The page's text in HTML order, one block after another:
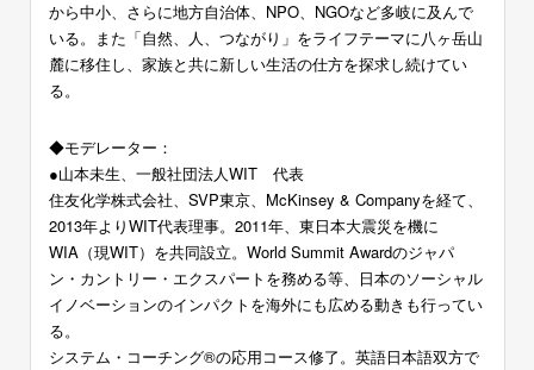
から中小、さらに地方自治体、NPO、NGOなど多岐に及んで
いる。また「自然、人、つながり」をライフテーマに八ヶ岳山
麓に移住し、家族と共に新しい生活の仕方を探求し続けてい
る。
◆モデレーター：
●山本未生、一般社団法人WIT 代表
住友化学株式会社、SVP東京、McKinsey & Companyを経て、
2013年よりWIT代表理事。2011年、東日本大震災を機に
WIA（現WIT）を共同設立。World Summit Awardのジャパ
ン・カントリー・エクスパートを務める等、日本のソーシャル
イノベーションのインパクトを海外にも広める動きも行ってい
る。
システム・コーチング®の応用コース修了。英語日本語双方で